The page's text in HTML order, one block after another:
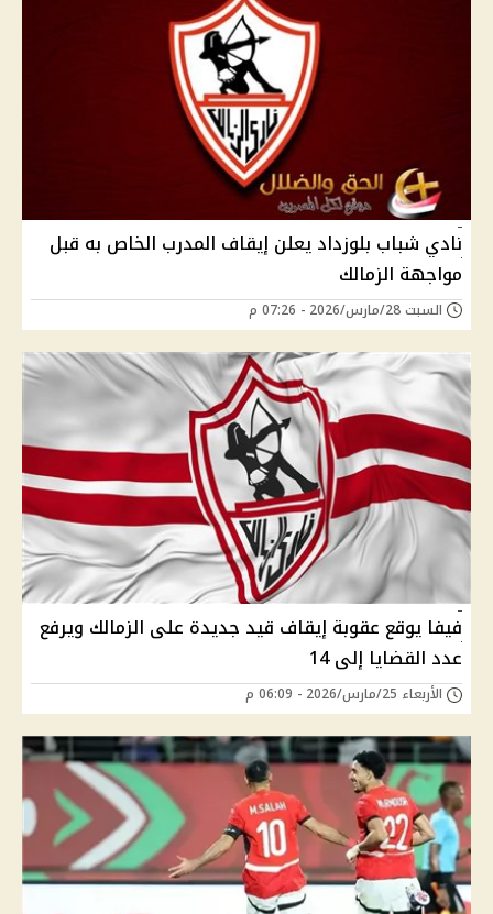
نادي شباب بلوزداد يعلن إيقاف المدرب الخاص به قبل
مواجهة الزمالك
السبت 28/مارس/2026 - 07:26 م
فيفا يوقع عقوبة إيقاف قيد جديدة على الزمالك ويرفع
عدد القضايا إلى 14
الأربعاء 25/مارس/2026 - 06:09 م